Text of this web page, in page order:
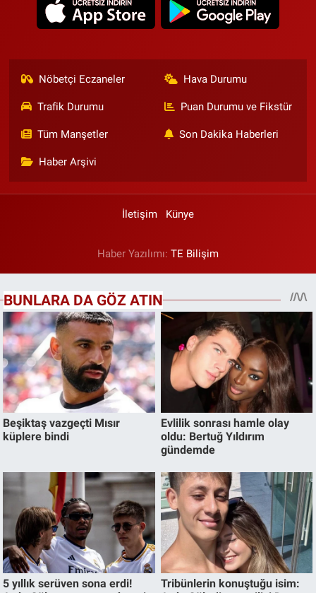
Nöbetçi Eczaneler Hava Durumu
Trafik Durumu Puan Durumu ve Fikstür
Tüm Manşetler Son Dakika Haberleri
Haber Arşivi
İletişim Künye
Haber Yazılımı: TE Bilişim